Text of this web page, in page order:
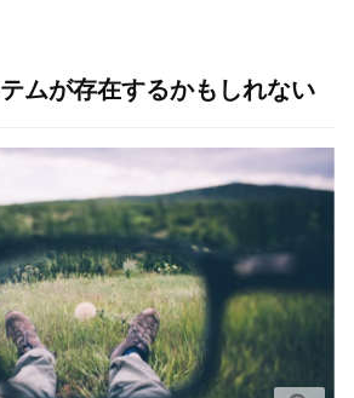
ムが存在するかもしれない